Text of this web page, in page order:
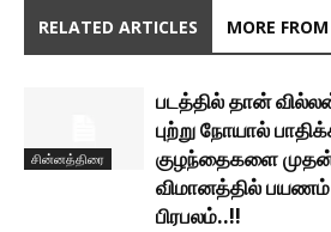
RELATED ARTICLES MORE
சின்னத்திரை
படத்தில் தான்
புற்று நோயால்
குழந்தைகளை
விமானத்தில்
பிரபலம்..!!